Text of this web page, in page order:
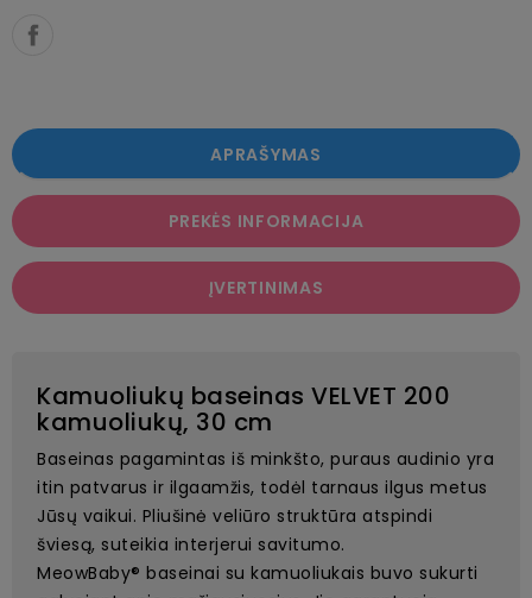
APRAŠYMAS
PREKĖS INFORMACIJA
ĮVERTINIMAS
Kamuoliukų baseinas VELVET 200
kamuoliukų, 30 cm
Baseinas pagamintas iš minkšto, puraus audinio yra
itin patvarus ir ilgaamžis, todėl tarnaus ilgus metus
Jūsų vaikui. Pliušinė veliūro struktūra atspindi
šviesą, suteikia interjerui savitumo.
MeowBaby® baseinai su kamuoliukais buvo sukurti